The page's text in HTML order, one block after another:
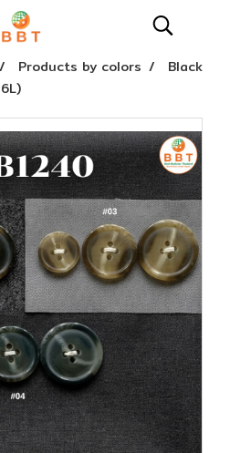
Products by colors
Black